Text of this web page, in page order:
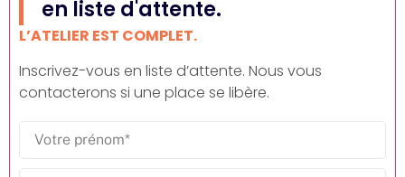
en liste d'attente.
L’ATELIER EST COMPLET.
Inscrivez-vous en liste d’attente. Nous vous
contacterons si une place se libère.